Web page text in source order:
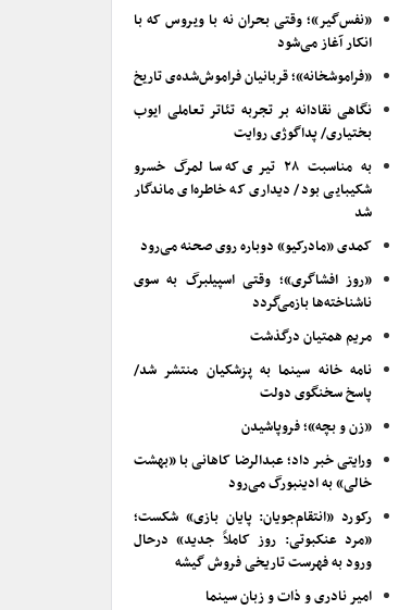
«نفس‌گیر»؛ وقتی بحران نه با ویروس که با
انکار آغاز می‌شود
«فراموشخانه»؛ قربانیان فراموش‌شده‌ی تاریخ
نگاهی نقادانه بر تجربه تئاتر تعاملی ایوب
بختیاری/ پداگوژی روایت
به مناسبت ۲۸ تیری که سالمرگ خسرو
شکیبایی بود/ دیداری که خاطره‌ای ماندگار
شد
کمدی «مادرکیو» دوباره روی صحنه می‌رود
«روز افشاگری»؛ وقتی اسپیلبرگ به سوی
ناشناخته‌ها بازمی‌گردد
مریم همتیان درگذشت
نامه خانه سینما به پزشکیان منتشر شد/
پاسخ سخنگوی دولت
«زن و بچه»؛ فروپاشیدن
ورایتی خبر داد؛ عبدالرضا کاهانی با «بهشت
خالی» به ادینبورگ می‌رود
رکورد «انتقام‌جویان: پایان بازی» شکست؛
«مرد عنکبوتی: روز کاملاً جدید» درحال
ورود به فهرست تاریخی فروش گیشه
امیر نادری و ذات و زبان سینما